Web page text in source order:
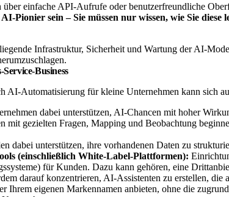
einfache API-Aufrufe oder benutzerfreundliche
Pionier sein – Sie müssen nur wissen, wie Sie diese
Infrastruktur, Sicherheit und Wartung der AI-
Business
AI-Automatisierung für kleine Unternehmen kann sich
dabei unterstützen, AI-Chancen mit hoher
mit gezielten Fragen, Mapping und Beobachtung
dabei unterstützen, ihre vorhandenen Daten zu
(einschließlich White-Label-Plattformen):
für Kunden. Dazu kann gehören, eine
darauf konzentrieren, AI-Assistenten zu erstellen,
Ihrem eigenen Markennamen anbieten, ohne die